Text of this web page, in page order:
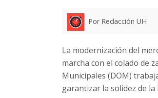
Por Redacción UH
La modernización del
marcha con el colado de
Municipales (DOM)
garantizar la solidez de